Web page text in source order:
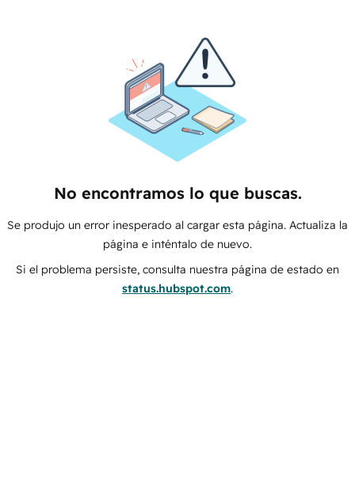
No encontramos lo que buscas.
Se produjo un error inesperado al cargar esta página. Actualiza la
página e inténtalo de nuevo.
Si el problema persiste, consulta nuestra página de estado en
status.hubspot.com.